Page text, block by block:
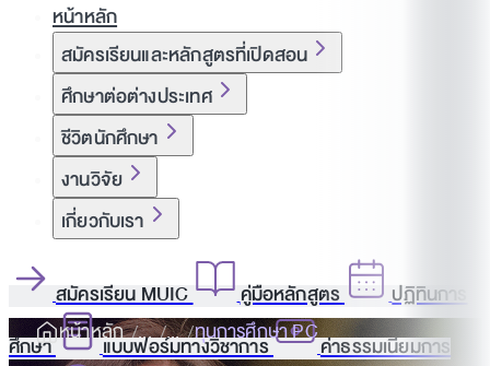
หน้าหลัก
สมัครเรียนและหลักสูตรที่เปิดสอน
ศึกษาต่อต่างประเทศ
ชีวิตนักศึกษา
งานวิจัย
เกี่ยวกับเรา
สมัครเรียน MUIC คู่มือหลักสูตร
ปฏิทินการ
ศึกษา
แบบฟอร์มทางวิชาการ
ค่าธรรมเนียมการ
หน้าหลัก ทุนการศึกษา PC